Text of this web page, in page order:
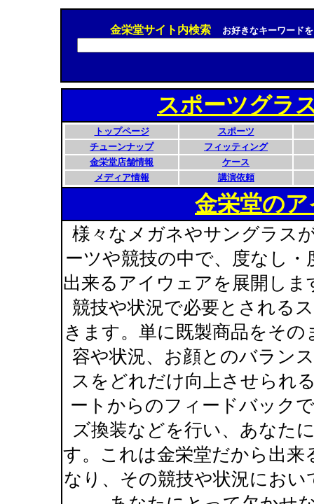
金栄堂サイト内検索 お好きなキーワード